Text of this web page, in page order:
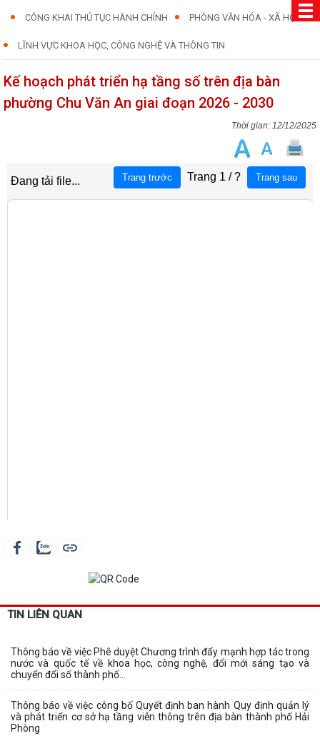
CÔNG KHAI THỦ TỤC HÀNH CHÍNH PHÒNG VĂN HÓA - XÃ HỘI
LĨNH VỰC KHOA HỌC, CÔNG NGHỆ VÀ THÔNG TIN
Kế hoạch phát triển hạ tầng số trên địa bàn
phường Chu Văn An giai đoạn 2026 - 2030
12/12/2025
TIN LIÊN QUAN
Thông báo về việc Phê duyệt Chương trình đẩy mạnh hợp tác trong
nước và quốc tế về khoa học, công nghệ, đổi mới sáng tạo và
chuyển đổi số thành phố...
Thông báo về việc công bố Quyết định ban hành Quy định quản lý
và phát triển cơ sở hạ tầng viễn thông trên địa bàn thành phố Hải
Phòng